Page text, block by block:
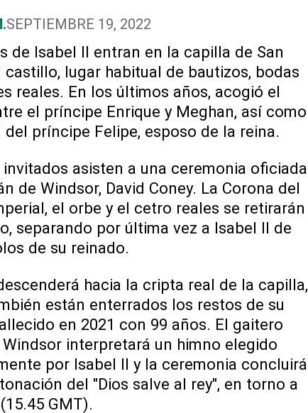
SEPTIEMBRE 19, 2022
de Isabel II entran en la capilla de San
lugar habitual de bautizos, bodas
reales. En los últimos años, acogió el
el príncipe Enrique y Meghan, así como
príncipe Felipe, esposo de la reina.
invitados asisten a una ceremonia oficiada
de Windsor, David Coney. La Corona del
el orbe y el cetro reales se retirarán
separando por última vez a Isabel II de
de su reinado.
hacia la cripta real de la capilla,
están enterrados los restos de su
en 2021 con 99 años. El gaitero
interpretará un himno elegido
por Isabel II y la ceremonia concluirá
del "Dios salve al rey", en torno a
GMT).